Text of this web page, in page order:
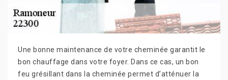
Une bonne maintenance de votre cheminée garantit le
bon chauffage dans votre foyer. Dans ce cas, un bon
feu grésillant dans la cheminée permet d’atténuer la